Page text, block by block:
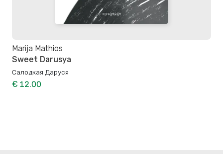
Marija Mathios
Sweet Darusya
Салодкая Даруся
€ 12.00